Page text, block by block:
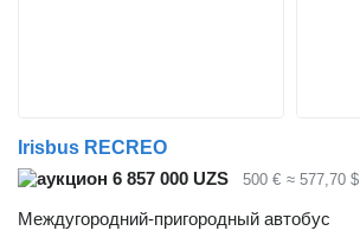
Irisbus RECREO
6 857 000 UZS
500 € ≈ 577,70 $
Междугородний-пригородный автобус